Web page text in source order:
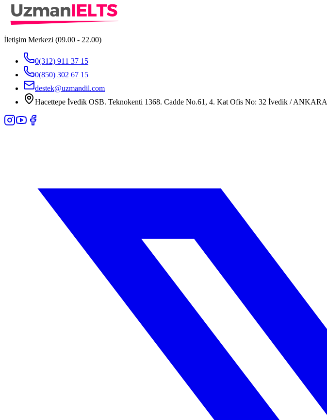
İletişim Merkezi (09.00 - 22.00)
0(312) 911 37 15
0(850) 302 67 15
destek@uzmandil.com
Hacettepe İvedik OSB. Teknokenti 1368. Cadde No.61, 4. Kat Ofis No: 32 İvedik / ANKARA